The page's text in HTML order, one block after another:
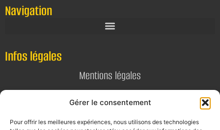
Gérer le consentement
Pour offrir les meilleures expériences, nous utilisons des technologies
Navigation
Infos légales
Mentions légales
Politique de confidentialité